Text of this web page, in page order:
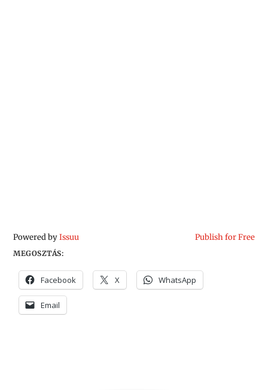
Powered byIssuu Publish for Free
MEGOSZTÁS:
Facebook X WhatsApp
Email